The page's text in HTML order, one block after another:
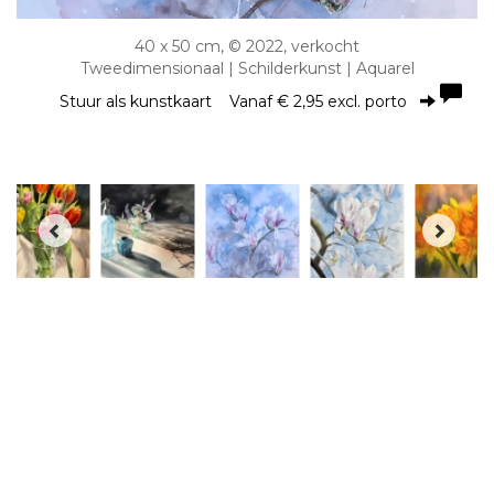
40 x 50 cm, © 2022, verkocht
Tweedimensionaal | Schilderkunst | Aquarel
Stuur als kunstkaart Vanaf € 2,95 excl. porto